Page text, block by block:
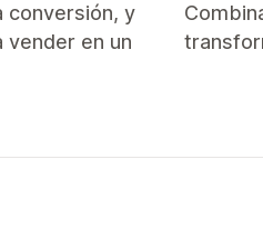
conversión, y
vender en un